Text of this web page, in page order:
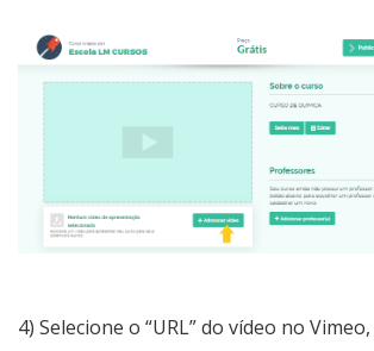
4) Selecione o “URL” do vídeo no